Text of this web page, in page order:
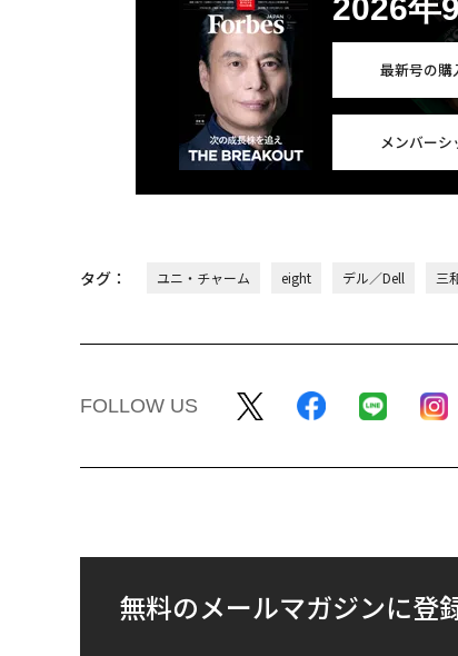
2026年
最新号の購
メンバーシ
タグ： ユニ・チャーム eight デル／Dell 三
FOLLOW US
無料のメールマガジンに登